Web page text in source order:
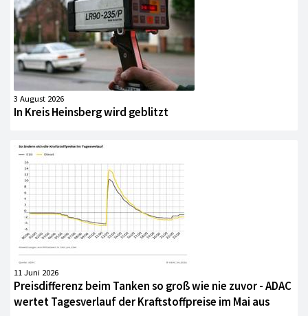
3 August 2026
In Kreis Heinsberg wird geblitzt
11 Juni 2026
Preisdifferenz beim Tanken so groß wie nie zuvor - ADAC
wertet Tagesverlauf der Kraftstoffpreise im Mai aus